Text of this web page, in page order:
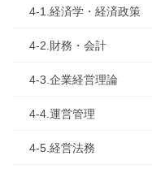
4-1.経済学・経済政策
4-2.財務・会計
4-3.企業経営理論
4-4.運営管理
4-5.経営法務